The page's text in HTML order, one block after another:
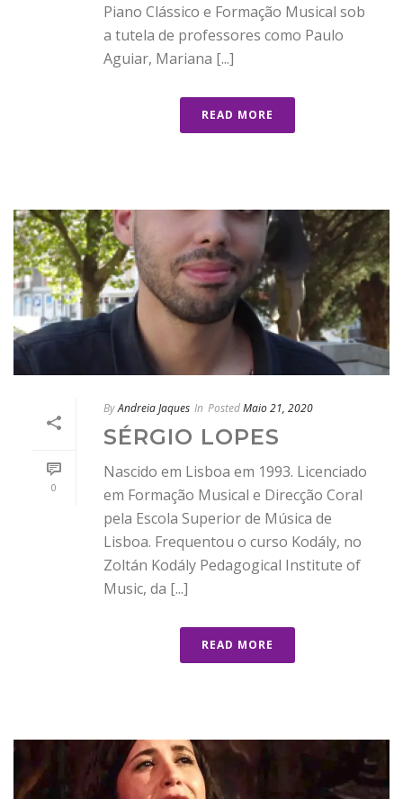
Piano Clássico e Formação Musical sob
a tutela de professores como Paulo
Aguiar, Mariana [...]
READ MORE
0
ByAndreia Jaques In PostedMaio 21, 2020
SÉRGIO LOPES
Nascido em Lisboa em 1993. Licenciado
em Formação Musical e Direcção Coral
pela Escola Superior de Música de
Lisboa. Frequentou o curso Kodály, no
Zoltán Kodály Pedagogical Institute of
Music, da [...]
READ MORE